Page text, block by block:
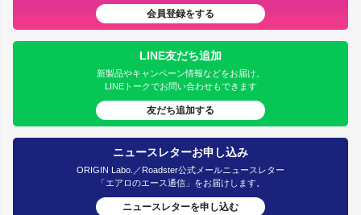
会員登録をする
LINE友だち追加
新製品やキャンペーン情報などをお届け。
LINEトークでお問い合わせもできます
友だち追加する
ニュースレターお申し込み
ORIGIN Labo.／Roadster公式メールニュースレター
「エアロのエース通信」をお届けします。
ニュースレターを申し込む